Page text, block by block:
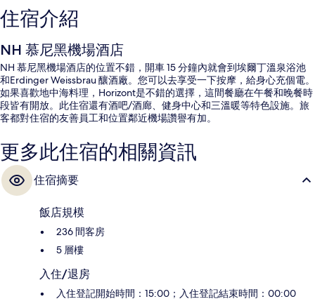
住宿介紹
NH 慕尼黑機場酒店
NH 慕尼黑機場酒店的位置不錯，開車 15 分鐘內就會到埃爾丁溫泉浴池
和Erdinger Weissbrau 釀酒廠。您可以去享受一下按摩，給身心充個電。
如果喜歡地中海料理，Horizont是不錯的選擇，這間餐廳在午餐和晚餐時
段皆有開放。此住宿還有酒吧/酒廊、健身中心和三溫暖等特色設施。旅
客都對住宿的友善員工和位置鄰近機場讚譽有加。
更多此住宿的相關資訊
住宿摘要
飯店規模
236 間客房
5 層樓
入住/退房
入住登記開始時間：15:00；入住登記結束時間：00:00